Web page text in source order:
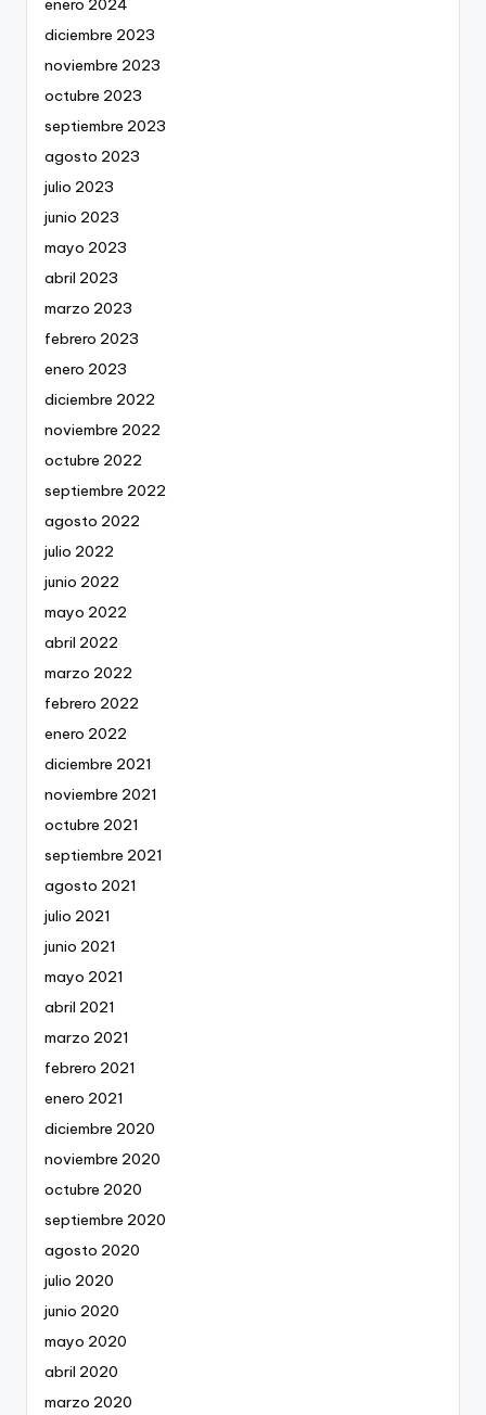
diciembre 2023
noviembre 2023
octubre 2023
septiembre 2023
agosto 2023
julio 2023
junio 2023
mayo 2023
abril 2023
marzo 2023
febrero 2023
enero 2023
diciembre 2022
noviembre 2022
octubre 2022
septiembre 2022
agosto 2022
julio 2022
junio 2022
mayo 2022
abril 2022
marzo 2022
febrero 2022
enero 2022
diciembre 2021
noviembre 2021
octubre 2021
septiembre 2021
agosto 2021
julio 2021
junio 2021
mayo 2021
abril 2021
marzo 2021
febrero 2021
enero 2021
diciembre 2020
noviembre 2020
octubre 2020
septiembre 2020
agosto 2020
julio 2020
junio 2020
mayo 2020
abril 2020
marzo 2020